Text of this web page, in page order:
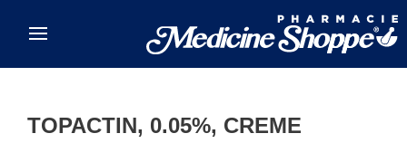
TOPACTIN, 0.05%, CREME